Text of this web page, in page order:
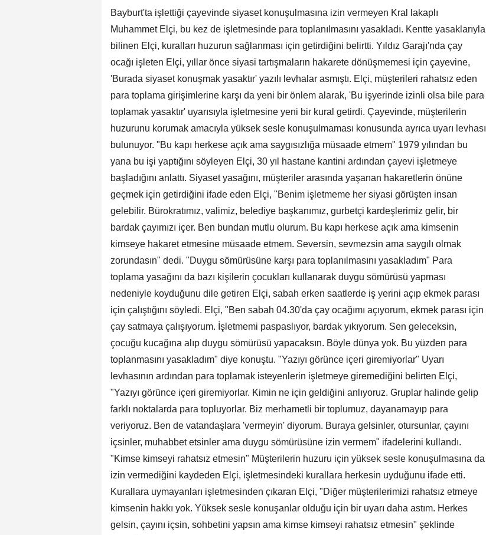
Bayburt'ta işlettiği çayevinde siyaset konuşulmasına izin vermeyen Kral lakaplı
Muhammet Elçi, bu kez de işletmesinde para toplanılmasını yasakladı. Kentte yasaklarıyla
bilinen Elçi, kuralları huzurun sağlanması için getirdiğini belirtti. Yıldız Garajı'nda çay
ocağı işleten Elçi, yıllar önce siyasi tartışmaların hakarete dönüşmemesi için çayevine,
'Burada siyaset konuşmak yasaktır' yazılı levhalar asmıştı. Elçi, müşterileri rahatsız eden
para toplama girişimlerine karşı da yeni bir önlem alarak, 'Bu işyerinde izinli olsa bile para
toplamak yasaktır' uyarısıyla işletmesine yeni bir kural getirdi. Çayevinde, müşterilerin
huzurunu korumak amacıyla yüksek sesle konuşulmaması konusunda ayrıca uyarı levhası
bulunuyor. "Bu kapı herkese açık ama saygısızlığa müsaade etmem" 1979 yılından bu
yana bu işi yaptığını söyleyen Elçi, 30 yıl hastane kantini ardından çayevi işletmeye
başladığını anlattı. Siyaset yasağını, müşteriler arasında yaşanan hakaretlerin önüne
geçmek için getirdiğini ifade eden Elçi, "Benim işletmeme her siyasi görüşten insan
gelebilir. Bürokratımız, valimiz, belediye başkanımız, gurbetçi kardeşlerimiz gelir, bir
bardak çayımızı içer. Ben bundan mutlu olurum. Bu kapı herkese açık ama kimsenin
kimseye hakaret etmesine müsaade etmem. Seversin, sevmezsin ama saygılı olmak
zorundasın" dedi. "Duygu sömürüsüne karşı para toplanılmasını yasakladım" Para
toplama yasağını da bazı kişilerin çocukları kullanarak duygu sömürüsü yapması
nedeniyle koyduğunu dile getiren Elçi, sabah erken saatlerde iş yerini açıp ekmek parası
için çalıştığını söyledi. Elçi, "Ben sabah 04.30'da çay ocağımı açıyorum, ekmek parası için
çay satmaya çalışıyorum. İşletmemi paspaslıyor, bardak yıkıyorum. Sen geleceksin,
çocuğu kucağına alıp duygu sömürüsü yapacaksın. Böyle dünya yok. Bu yüzden para
toplanmasını yasakladım" diye konuştu. "Yazıyı görünce içeri giremiyorlar" Uyarı
levhasının ardından para toplamak isteyenlerin işletmeye giremediğini belirten Elçi,
"Yazıyı görünce içeri giremiyorlar. Kimin ne için geldiğini anlıyoruz. Gruplar halinde gelip
farklı noktalarda para topluyorlar. Biz merhametli bir toplumuz, dayanamayıp para
veriyoruz. Ben de vatandaşlara 'vermeyin' diyorum. Buraya gelsinler, otursunlar, çayını
içsinler, muhabbet etsinler ama duygu sömürüsüne izin vermem" ifadelerini kullandı.
"Kimse kimseyi rahatsız etmesin" Müşterilerin huzuru için yüksek sesle konuşulmasına da
izin vermediğini kaydeden Elçi, işletmesindeki kurallara herkesin uyduğunu ifade etti.
Kurallara uymayanları işletmesinden çıkaran Elçi, "Diğer müşterilerimizi rahatsız etmeye
kimsenin hakkı yok. Yüksek sesle konuşanlar olduğu için bir uyarı daha astım. Herkes
gelsin, çayını içsin, sohbetini yapsın ama kimse kimseyi rahatsız etmesin" şeklinde